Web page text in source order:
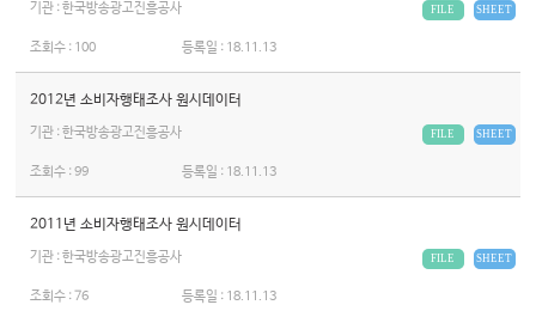
기관 : 한국방송광고진흥공사 SHEET
FILE
조회수 : 100 등록일 : 18.11.13
2012년 소비자행태조사 원시데이터
기관 : 한국방송광고진흥공사 SHEET
FILE
조회수 :99 등록일 : 18.11.13
2011년 소비자행태조사 원시데이터
기관 : 한국방송광고진흥공사 SHEET
FILE
조회수 :76 등록일 : 18.11.13